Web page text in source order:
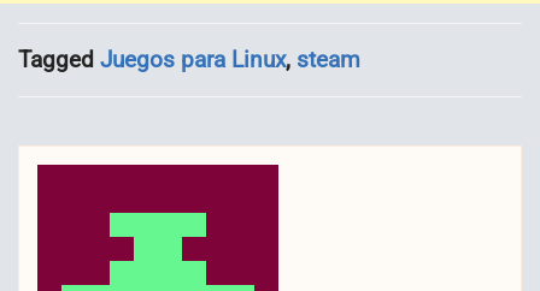
Tagged Juegos para Linux, steam